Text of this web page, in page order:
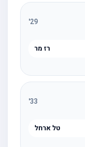
29
'
רז מר
33
'
טל ארחל